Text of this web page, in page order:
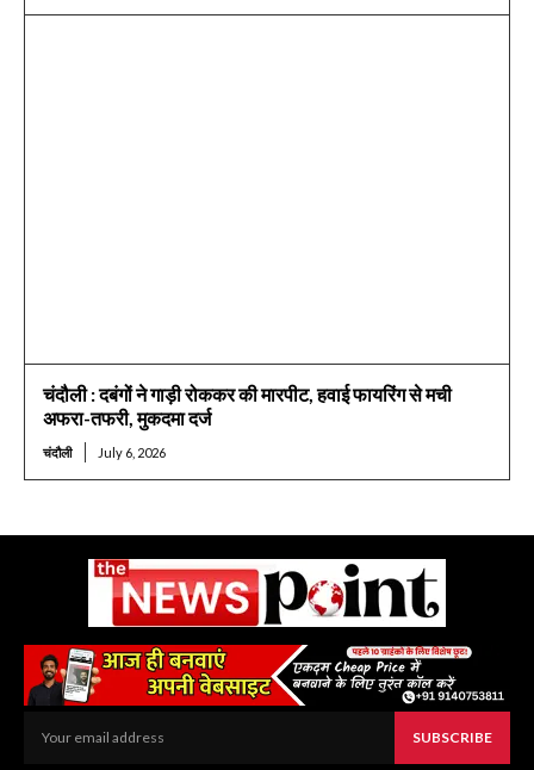
चंदौली : दबंगों ने गाड़ी रोककर की मारपीट, हवाई फायरिंग से मची
अफरा-तफरी, मुकदमा दर्ज
चंदौली July 6, 2026
SUBSCRIBE